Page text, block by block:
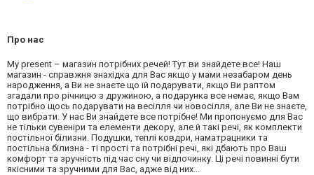
Про нас
My present – магазин потрібних речей! Тут ви знайдете все! Наш
магазин - справжня знахідка для Вас якщо у мами незабаром день
народження, а Ви не знаєте що їй подарувати, якщо Ви раптом
згадали про річницю з дружиною, а подарунка все немає, якщо Вам
потрібно щось подарувати на весілля чи новосілля, але Ви не знаєте,
що вибрати. У нас Ви знайдете все потрібне! Ми пропонуємо для Вас
не тільки сувеніри та елементи декору, але й такі речі, як комплекти
постільної білизни. Подушки, теплі ковдри, наматрацники та
постільна білизна - ті прості та потрібні речі, які дбають про Ваш
комфорт та зручність під час сну чи відпочинку. Ці речі повинні бути
якісними та зручними для Вас, адже від них...